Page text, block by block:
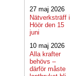
27 maj 2026
Nätverksträff i
Höör den 15
juni
10 maj 2026
Alla krafter
behövs –
därför måste